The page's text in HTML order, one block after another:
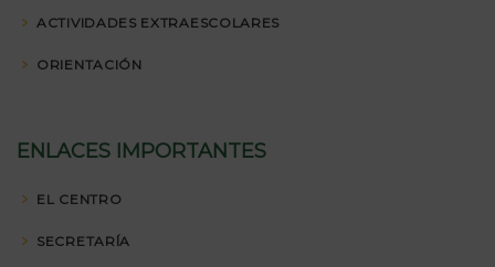
ACTIVIDADES EXTRAESCOLARES
ORIENTACIÓN
ENLACES IMPORTANTES
EL CENTRO
SECRETARÍA